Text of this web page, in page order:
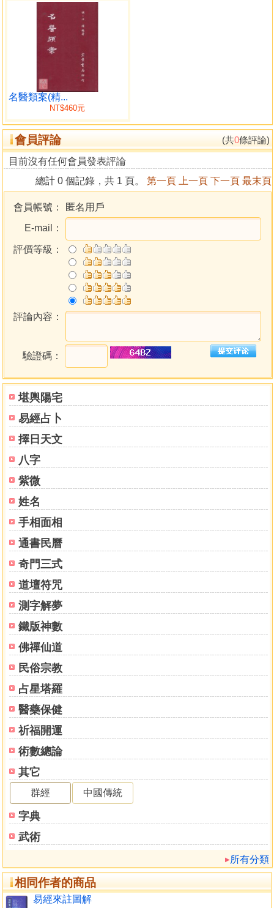
堪輿陽宅
易經占卜
擇日天文
八字
紫微
姓名
手相面相
通書民曆
奇門三式
道壇符咒
測字解夢
鐵版神數
佛禪仙道
民俗宗教
占星塔羅
醫藥保健
祈福開運
術數總論
其它
群經 中國傳統
字典
武術
所有分類
相同作者的商品
易經來註圖解
之對待也。非文王之安排也。惟需訟相。綜故雜卦曰。需不
進也。訟不親也。若遯則綜大壯。故雜卦曰大壯。則止遯。
則退也。 見于孔子雜卦。傳昭昭如此而。乃曰訟。自遯來失
之千里矣。此所以謂四聖之易如長夜者此也。德生去孔子二
千餘季。且賦性愚劣。又居僻地。無人傳授。因父母病。侍
養未仕。乃取易讀。于釜山草堂。六季不能窺其毫髮。遂遠
客萬縣求溪深山之中。沈潛反復忘寢忘食。有季思之。思之
鬼神。通之數季。而悟伏羲文王周公之象。又數季而悟文玉
序卦。孔子雜卦又數季而悟卦變之非。始于隆慶四季。庚午
終于。萬曆二十六季成。成二十九季而後成書。正所謂困而
知之也。
既悟之後。始知易非前聖安排穿鑿。乃造化自然之妙。
知至精者易也。至變者易也。至神者易也。 始知繫辭所謂所
居而安者易之序也。錯綜其數。非中爻不備。二與四同功。
三與五同功。數語反作。說卦序卦。雜卦于十翼之末。孔子
教後之學易者。亦明白親切。但人自不察。惟篤信諸儒之
註。而不留心詳審。 孔子十翼之言。宜乎長夜至今日也。註
既成。乃僭于伏羲文王圓圖。之前新畫。一圖以見聖人作易
之原。又畫八卦變六十四卦圖。又畫八卦所屬相錯圖。又畫
八卦所屬自相綜。文王序卦正綜圖。又畫八卦四正四隅。相
字義。又發明六十四比。啟蒙又考定繫辭上下。 傳又補定說
卦。傳以廣八卦之象。又改正集註分卷。又發明孔子十翼。
其註先訓。釋象義字義及錯綜義。後加一圈。方訓釋本卦。
本爻正意象數言于前。義理言于後。其百家註易。諸儒雖不
知其象。不知序卦。雜卦及卦變之非。止言其理。若于言理
之中間。有不悖于經者。雖一字半句。亦必採而集之。名曰
周易集註。庶讀易者開卷。豁然可以少窺四聖。宗廟百官千
萬一矣。
孔子曰。蓋有不知而作之者。我無是也。孟子曰。予豈
好辨哉。予不得已也。聖賢立言。不容不自任。類如此德。
因四聖之易。千載長夜。乃將纂脩性理大全。去取于其間。
要附以數季。所悟之象數以成。盛時一代之書。是以忘其愚
陋。改正先儒註疏之僭妄。未暇論及云。
萬歷戊戌春三月念二日 梁山後學來知德序
目錄
首卷
傳
雜說
啟蒙
一卷
乾
坤
二卷
屯
蒙
需
訟
三卷
師
比
小畜
泰
四卷
同人
大有
名醫類案(精...
NT$460元
會員評論 (共0條評論)
目前沒有任何會員發表評論
總計 0 個記錄，共 1 頁。 第一頁 上一頁 下一頁 最末頁
會員帳號：
匿名用戶
E-mail：
評價等級：
評論內容：
驗證碼：